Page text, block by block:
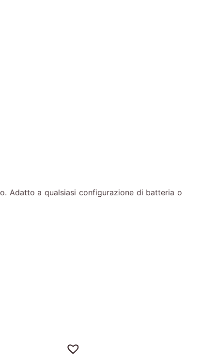
Adatto a qualsiasi configurazione di batteria o